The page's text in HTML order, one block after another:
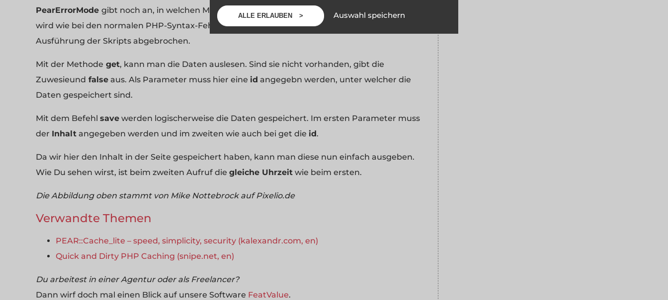
PearErrorMode gibt noch an, in welchen Modus Fehler behandelt werden sollen. In diesem Fall,
wird wie bei den normalen PHP-Syntax-Fehlern die Fehlermeldung ausgegeben und die
Ausführung der Skripts abgebrochen.
Mit der Methode get, kann man die Daten auslesen. Sind sie nicht vorhanden, gibt die
Zuwesieund false aus. Als Parameter muss hier eine id angegebn werden, unter welcher die
Daten gespeichert sind.
Mit dem Befehl save werden logischerweise die Daten gespeichert. Im ersten Parameter muss
der Inhalt angegeben werden und im zweiten wie auch bei get die id.
Da wir hier den Inhalt in der Seite gespeichert haben, kann man diese nun einfach ausgeben.
Wie Du sehen wirst, ist beim zweiten Aufruf die gleiche Uhrzeit wie beim ersten.
Die Abbildung oben stammt von Mike Nottebrock auf Pixelio.de
Verwandte Themen
PEAR::Cache_lite – speed, simplicity, security (kalexandr.com, en)
Quick and Dirty PHP Caching (snipe.net, en)
Du arbeitest in einer Agentur oder als Freelancer?
Dann wirf doch mal einen Blick auf unsere Software FeatValue.
ALLE ERLAUBEN Auswahl speichern